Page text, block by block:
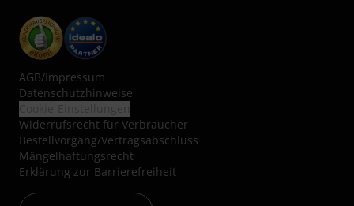
AGB/Impressum
Datenschutzhinweise
Widerrufsrecht für Verbraucher
Bestellvorgang/Vertragsabschluss
Mängelhaftungsrecht
Erklärung zur Barrierefreiheit